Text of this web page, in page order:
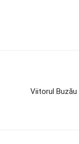
Viitorul